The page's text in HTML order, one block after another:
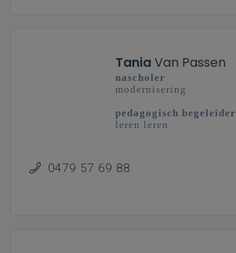
TaniaVan Passen
nascholer
modernisering
pedagogisch begeleider
leren leren
0479 57 69 88